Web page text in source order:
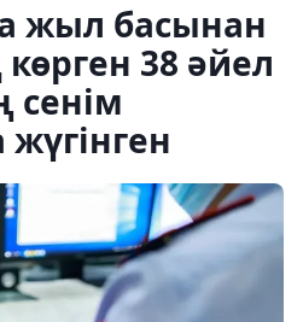
жыл басынан
38 әйел
сенім